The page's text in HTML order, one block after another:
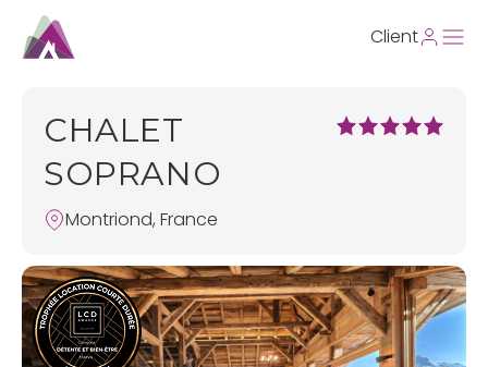
Client
CHALET
SOPRANO
Montriond, France